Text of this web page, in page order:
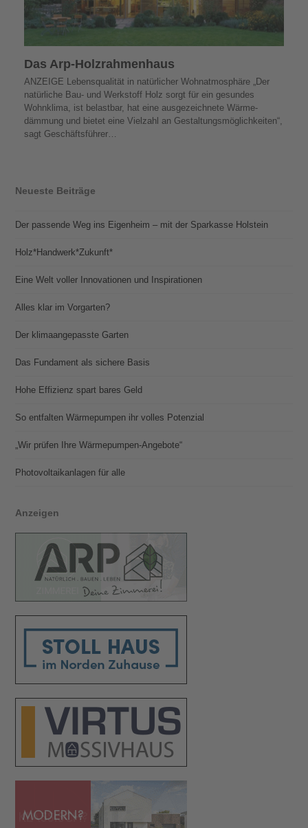
Das Arp-Holzrahmenhaus
ANZEIGE Lebensqualität in natürlicher Wohnatmosphäre „Der
natürliche Bau- und Werkstoff Holz sorgt für ein gesundes
Wohnklima, ist belastbar, hat eine ausgezeichnete Wärme­
dämmung und bietet eine Vielzahl an Gestaltungsmöglichkeiten“,
sagt Geschäfts­führer…
Neueste Beiträge
Der passende Weg ins Eigenheim – mit der Sparkasse Holstein
Holz*Handwerk*Zukunft*
Eine Welt voller Innovationen und Inspirationen
Alles klar im Vorgarten?
Der klimaangepasste Garten
Das Fundament als sichere Basis
Hohe Effizienz spart bares Geld
So entfalten Wärmepumpen ihr volles Potenzial
„Wir prüfen Ihre Wärmepumpen-Angebote“
Photovoltaik­­anlagen für alle
Anzeigen